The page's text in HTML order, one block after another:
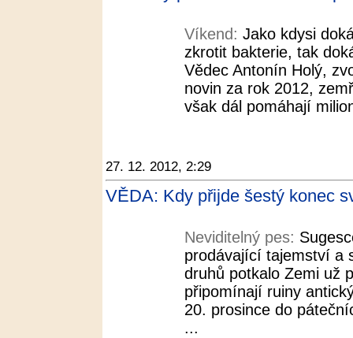
Víkend: Jako kdysi
zkrotit bakterie, tak
Vědec Antonín Holý,
novin za rok 2012,
však dál pomáhají
27. 12. 2012, 2:29
VĚDA: Kdy přijde šestý konec
Neviditelný pes:
prodávající tajemství a
druhů potkalo Zemi už
připomínají ruiny
20. prosince do
...